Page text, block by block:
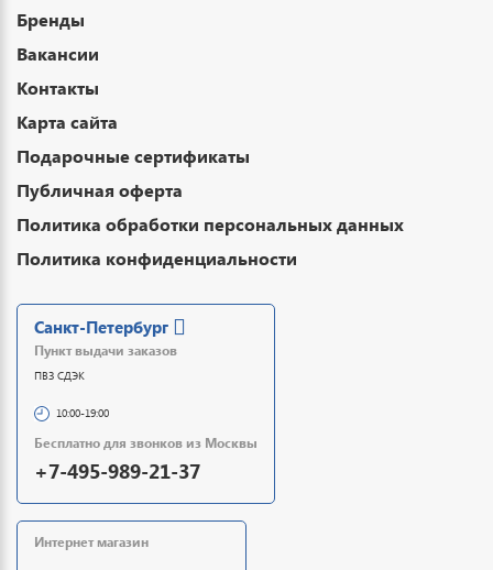
Бренды
Вакансии
Контакты
Карта сайта
Подарочные сертификаты
Публичная оферта
Политика обработки персональных данных
Политика конфиденциальности
Санкт-Петербург
Пункт выдачи заказов
ПВЗ СДЭК
10:00-19:00
Бесплатно для звонков из Москвы
+7-495-989-21-37
Интернет магазин